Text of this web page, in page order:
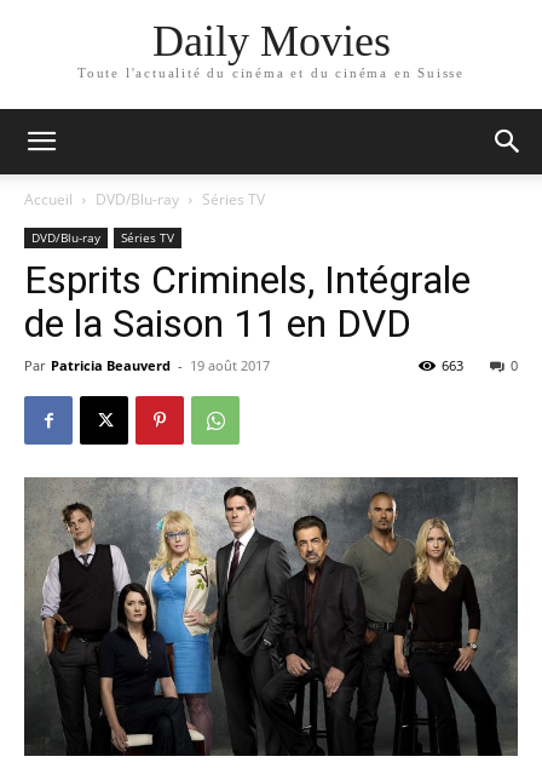
Daily Movies
Toute l'actualité du cinéma et du cinéma en Suisse
Accueil DVD/Blu-ray Séries TV
DVD/Blu-ray Séries TV
Esprits Criminels, Intégrale
de la Saison 11 en DVD
Par Patricia Beauverd - 19 août 2017 0
663